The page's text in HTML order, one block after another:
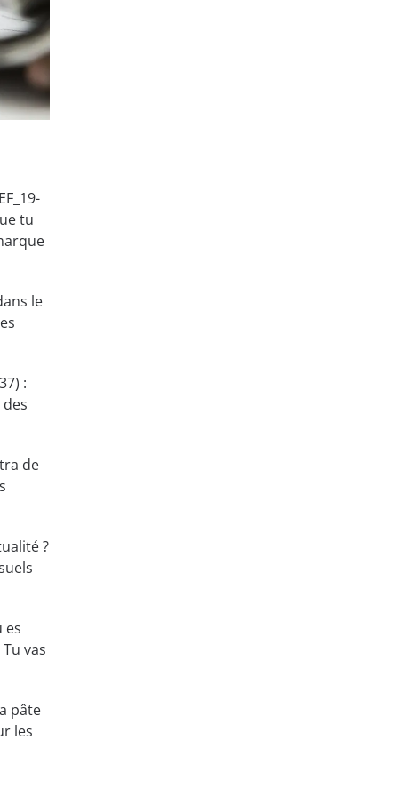
tu
le
:
de
?
es
vas
pâte
les